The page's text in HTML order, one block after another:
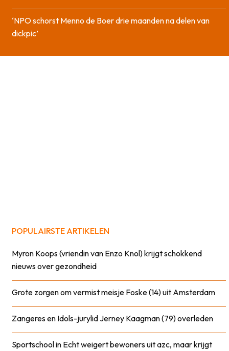
‘NPO schorst Menno de Boer drie maanden na delen van
dickpic’
POPULAIRSTE ARTIKELEN
Myron Koops (vriendin van Enzo Knol) krijgt schokkend
nieuws over gezondheid
Grote zorgen om vermist meisje Foske (14) uit Amsterdam
Zangeres en Idols-jurylid Jerney Kaagman (79) overleden
Sportschool in Echt weigert bewoners uit azc, maar krijgt